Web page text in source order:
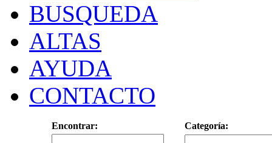
BUSQUEDA
ALTAS
AYUDA
CONTACTO
Encontrar: Categoría: